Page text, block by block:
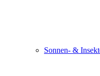
Sonnen- &